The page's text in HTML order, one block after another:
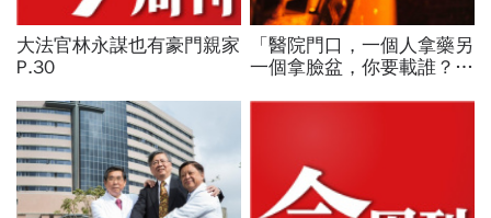
大法官林永謀也有豪門親家
P.30
「醫院門口，一個人拿藥另
一個拿臉盆，你要載誰？」